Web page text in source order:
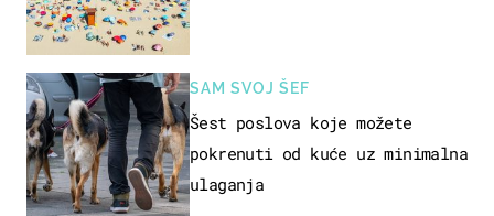
SAM SVOJ ŠEF
Šest poslova koje možete
pokrenuti od kuće uz minimalna
ulaganja